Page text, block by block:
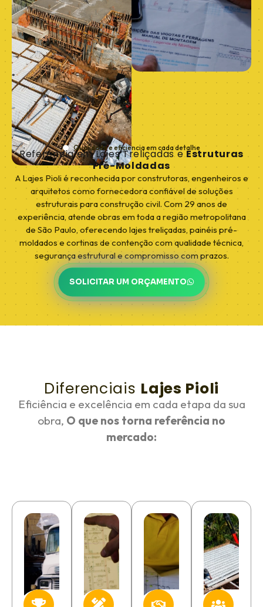
Qualidade e eficiência em cada detalhe
Referência em Lajes Treliçadas eEstruturas
Pré-Moldadas
A Lajes Pioli é reconhecida por construtoras, engenheiros e
arquitetos como fornecedora confiável de soluções
estruturais para construção civil. Com 29 anos de
experiência, atende obras em toda a região metropolitana
de São Paulo, oferecendo lajes treliçadas, painéis pré-
moldados e cortinas de contenção com qualidade técnica,
segurança estrutural e compromisso com prazos.
SOLICITAR UM ORÇAMENTO
Diferenciais Lajes Pioli
Eficiência e excelência em cada etapa da sua
obra, O que nos torna referência no
mercado: